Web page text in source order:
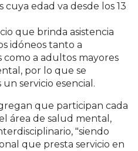
cuya edad va desde los 13
que brinda asistencia
idóneos tanto a
como a adultos mayores
por lo que se
servicio esencial.
que participan cada
área de salud mental,
"siendo
que presta servicio en